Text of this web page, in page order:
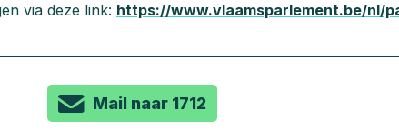
via deze link: https://www.vlaamsparlement.be/nl/
Mail naar 1712